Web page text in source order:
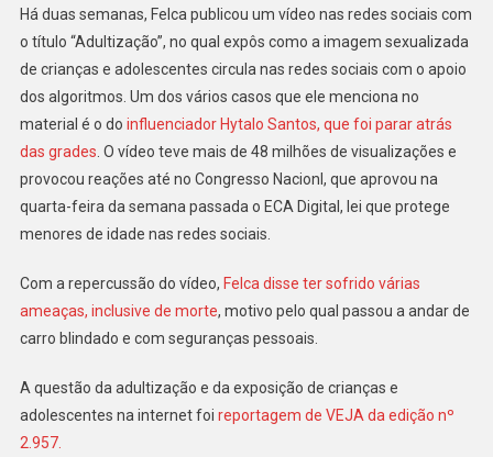
Há duas semanas, Felca publicou um vídeo nas redes sociais com
o título “Adultização”, no qual expôs como a imagem sexualizada
de crianças e adolescentes circula nas redes sociais com o apoio
dos algoritmos. Um dos vários casos que ele menciona no
material é o do influenciador Hytalo Santos, que foi parar atrás
das grades . O vídeo teve mais de 48 milhões de visualizações e
provocou reações até no Congresso Nacionl, que aprovou na
quarta-feira da semana passada o ECA Digital, lei que protege
menores de idade nas redes sociais.
Com a repercussão do vídeo, Felca disse ter sofrido várias
ameaças, inclusive de morte, motivo pelo qual passou a andar de
carro blindado e com seguranças pessoais.
A questão da adultização e da exposição de crianças e
adolescentes na internet foi reportagem de VEJA da edição nº
2.957.